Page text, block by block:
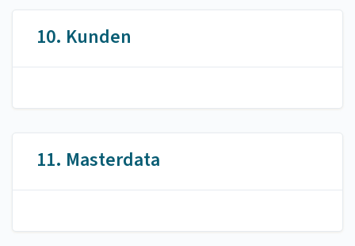
10. Kunden
11. Masterdata